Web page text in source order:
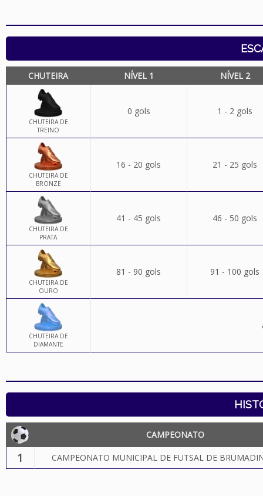
CHUTEIRA NÍVEL 1 NÍVEL 2
CHUTEIRA DE
TREINO
0 gols 1 - 2 gols
CHUTEIRA DE
BRONZE
16 - 20 gols 21 - 25 gols
CHUTEIRA DE
PRATA
41 - 45 gols 46 - 50 gols
CHUTEIRA DE
OURO
81 - 90 gols 91 - 100 gols
CHUTEIRA DE
DIAMANTE
CAMPEONATO
1 CAMPEONATO MUNICIPAL DE FUTSAL DE